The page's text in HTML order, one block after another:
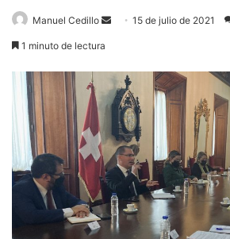
Manuel Cedillo
Send15 de julio de 2021
1 minuto de lectura